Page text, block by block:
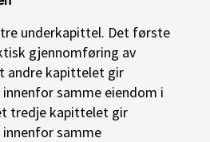
underkapittel. Det første
gjennomføring av
andre kapittelet gir
samme eiendom i
tredje kapittelet gir
samme